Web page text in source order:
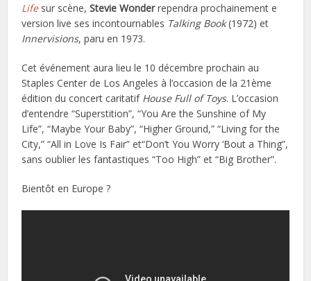
Life sur scène,Stevie Wonderrependra prochainement e
version live ses incontournables Talking Book(1972) et
Innervisions, paru en 1973.
Cet événement aura lieu le 10 décembre prochain au
Staples Center de Los Angeles à l’occasion de la 21ème
édition du concert caritatif House Full of Toys. L’occasion
d’entendre “Superstition”, “You Are the Sunshine of My
Life”, “Maybe Your Baby”, “Higher Ground,” “Living for the
City,” “All in Love Is Fair” et“Don’t You Worry ‘Bout a Thing”,
sans oublier les fantastiques “Too High” et “Big Brother”.
Bientôt en Europe ?